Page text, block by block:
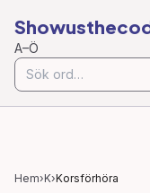
A–Ö
Hem›K›Korsförhöra